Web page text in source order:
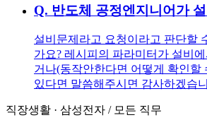
Q. 반도체 공정엔지니어가
설비문제라고 요청이라고 판단할
가요? 레시피의 파라미터가 설비
거나(동작안한다면 어떻게 확인할
있다면 말씀해주시면 감사하겠습
직장생활 · 삼성전자 / 모든 직무